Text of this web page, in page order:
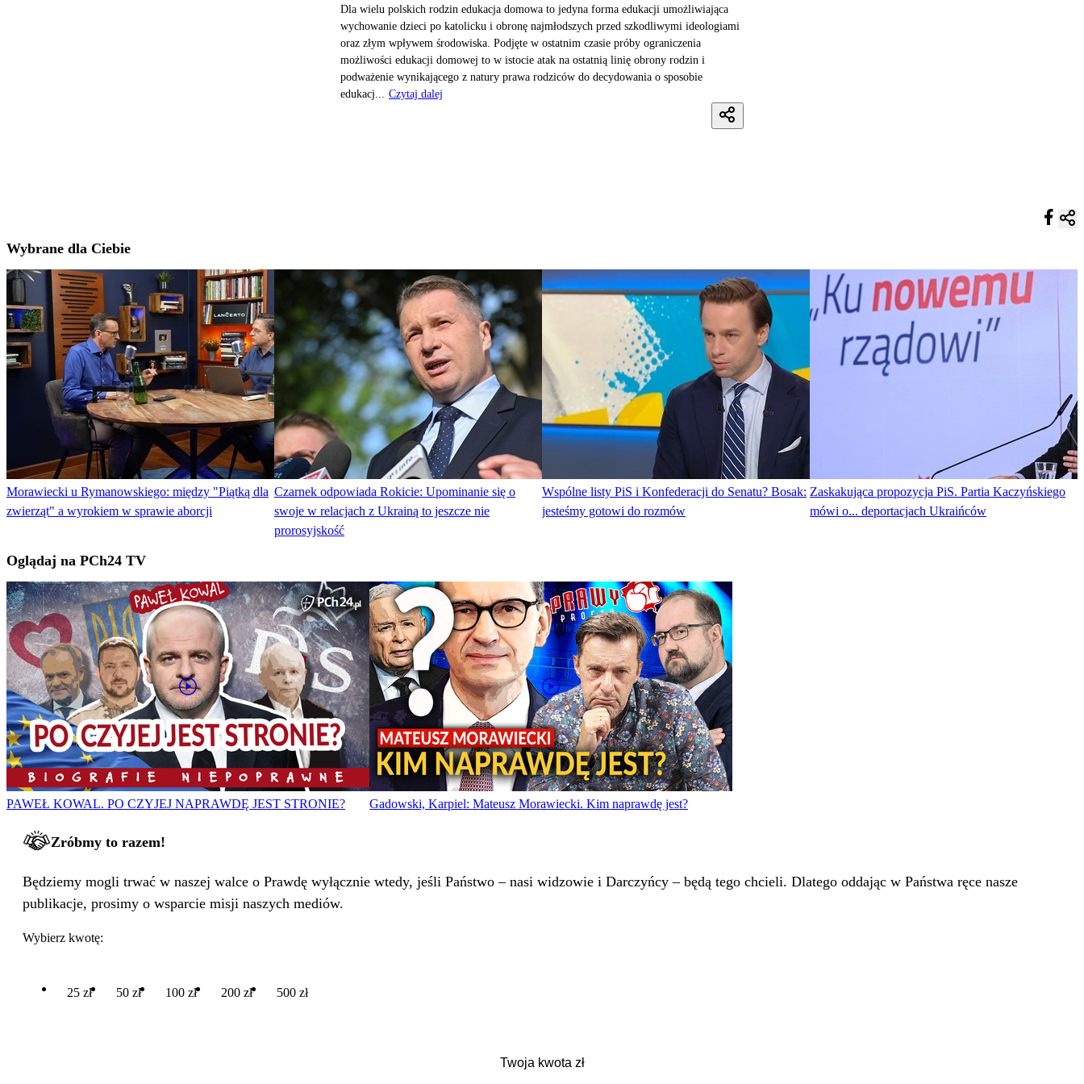
Dla wielu polskich rodzin edukacja domowa to jedyna forma edukacji umożliwiająca
wychowanie dzieci po katolicku i obronę najmłodszych przed szkodliwymi ideologiami
oraz złym wpływem środowiska. Podjęte w ostatnim czasie próby ograniczenia
możliwości edukacji domowej to w istocie atak na ostatnią linię obrony rodzin i
podważenie wynikającego z natury prawa rodziców do decydowania o sposobie
edukacj... Czytaj dalej
Wybrane dla Ciebie
Morawiecki u Rymanowskiego: między "Piątką dla
zwierząt" a wyrokiem w sprawie aborcji
Czarnek odpowiada Rokicie: Upominanie się o
swoje w relacjach z Ukrainą to jeszcze nie
prorosyjskość
Wspólne listy PiS i Konfederacji do Senatu? Bosak:
jesteśmy gotowi do rozmów
Zaskakująca propozycja PiS. Partia Kaczyńskiego
mówi o... deportacjach Ukraińców
Oglądaj na PCh24 TV
PAWEŁ KOWAL. PO CZYJEJ NAPRAWDĘ JEST STRONIE? Gadowski, Karpiel: Mateusz Morawiecki. Kim naprawdę jest?
Zróbmy to razem!
Będziemy mogli trwać w naszej walce o Prawdę wyłącznie wtedy, jeśli Państwo – nasi widzowie i Darczyńcy – będą tego chcieli. Dlatego oddając w Państwa ręce nasze
publikacje, prosimy o wsparcie misji naszych mediów.
Wybierz kwotę:
25 zł 50 zł 100 zł 200 zł 500 zł